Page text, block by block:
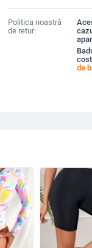
Politica noastră
de retur:
de